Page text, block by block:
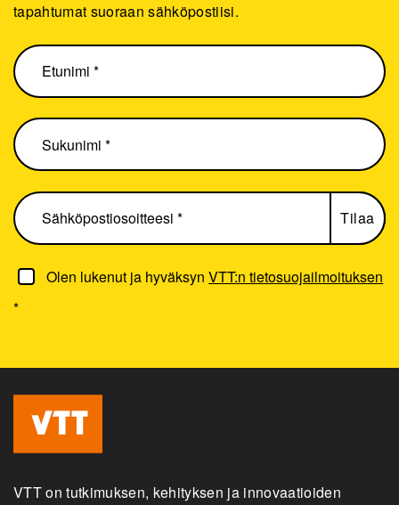
Olen lukenut ja hyväksynVTT:n tietosuojailmoituksen
*
tapahtumat suoraan sähköpostiisi.
VTT on tutkimuksen, kehityksen ja innovaatioiden